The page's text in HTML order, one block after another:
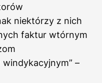
niektórzy z nich
faktur wtórnym
–